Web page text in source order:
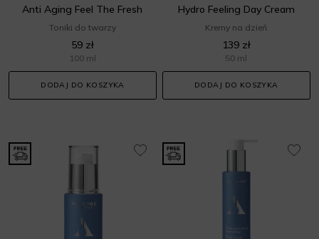
Anti Aging Feel The Fresh
Toniki do twarzy
59 zł
100 ml
DODAJ DO KOSZYKA
Hydro Feeling Day Cream
Kremy na dzień
139 zł
50 ml
DODAJ DO KOSZYKA